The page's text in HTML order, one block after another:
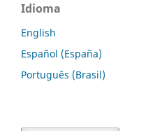
Idioma
English
Español (España)
Português (Brasil)